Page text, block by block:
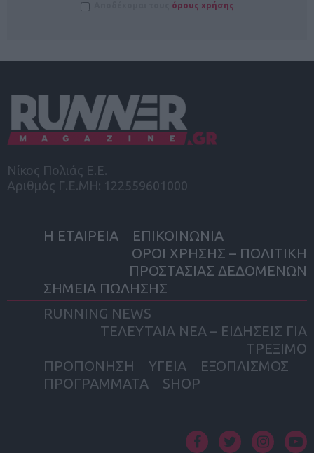
όρους χρήσης
Νίκος Πολιάς Ε.Ε.
Αριθμός Γ.Ε.ΜΗ: 122559601000
Η ΕΤΑΙΡΕΙΑ
ΕΠΙΚΟΙΝΩΝΙΑ
ΟΡΟΙ ΧΡΗΣΗΣ – ΠΟΛΙΤΙΚΗ
ΠΡΟΣΤΑΣΙΑΣ ΔΕΔΟΜΕΝΩΝ
ΣΗΜΕΙΑ ΠΩΛΗΣΗΣ
RUNNING NEWS
ΤΕΛΕΥΤΑΙΑ ΝΕΑ – ΕΙΔΗΣΕΙΣ ΓΙΑ
ΤΡΕΞΙΜΟ
ΠΡΟΠΟΝΗΣΗ
ΥΓΕΙΑ
ΕΞΟΠΛΙΣΜΟΣ
ΠΡΟΓΡΑΜΜΑΤΑ
SHOP